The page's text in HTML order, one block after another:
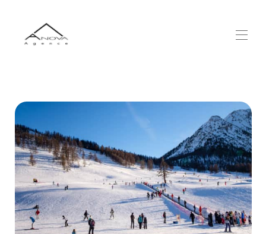
Our properties ▾
The Station
Access
Contact us